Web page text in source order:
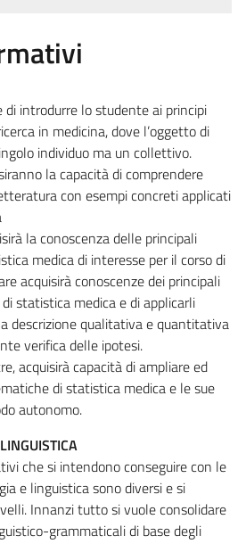
di introdurre lo studente ai principi
in medicina, dove l’oggetto di
individuo ma un collettivo.
la capacità di comprendere
con esempi concreti applicati
la conoscenza delle principali
medica di interesse per il corso di
acquisirà conoscenze dei principali
statistica medica e di applicarli
descrizione qualitativa e quantitativa
verifica delle ipotesi.
acquisirà capacità di ampliare ed
di statistica medica e le sue
autonomo.
che si intendono conseguire con le
e linguistica sono diversi e si
Innanzi tutto si vuole consolidare
grammaticali di base degli